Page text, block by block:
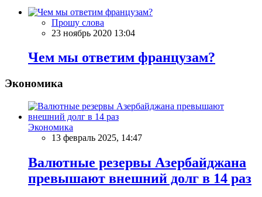
Прошу слова
23 ноябрь 2020 13:04
Чем мы ответим французам?
Экономика
Экономика
13 февраль 2025, 14:47
Валютные резервы Азербайджана
превышают внешний долг в 14 раз